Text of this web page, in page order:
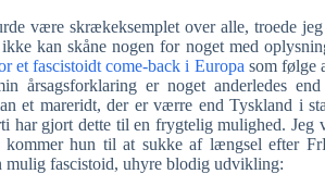
være skrækeksemplet over alle, troede
kan skåne nogen for noget med
et fascistoidt come-back i Europa som følge
årsagsforklaring er noget anderledes
et mareridt, der er værre end Tyskland i
har gjort dette til en frygtelig mulighed.
kommer hun til at sukke af længsel efter
mulig fascistoid, uhyre blodig udvikling: